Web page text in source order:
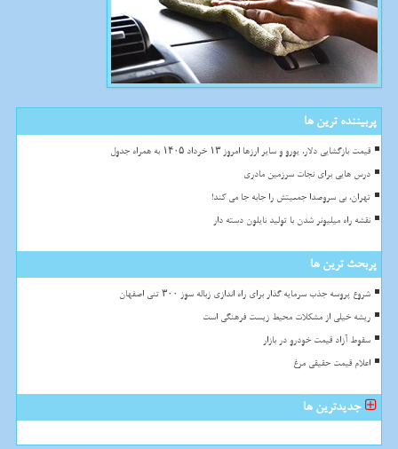
پربیننده ترین ها
قیمت بازگشایی دلار، یورو و سایر ارزها امروز ۱۳ خرداد ۱۴۰۵ به همراه جدول
درس هایی برای نجات سرزمین مادری
تهران، بی سروصدا جمعیتش را جابه جا می کند!
نقشه راه میلیونر شدن با تولید نایلون دسته دار
پربحث ترین ها
شروع پروسه جذب سرمایه گذار برای راه اندازی زباله سوز ۳۰۰ تنی اصفهان
ریشه خیلی از مشکلات محیط زیست فرهنگی است
سقوط آزاد قیمت خودرو در بازار
اعلام قیمت حقیقی مرغ
جدیدترین ها